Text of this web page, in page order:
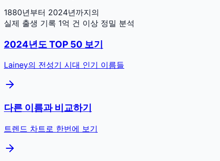
1880년부터 2024년까지의
실제 출생 기록 1억 건 이상 정밀 분석
2024년도 TOP 50 보기
Lainey의 전성기 시대 인기 이름들
다른 이름과 비교하기
트렌드 차트로 한번에 보기